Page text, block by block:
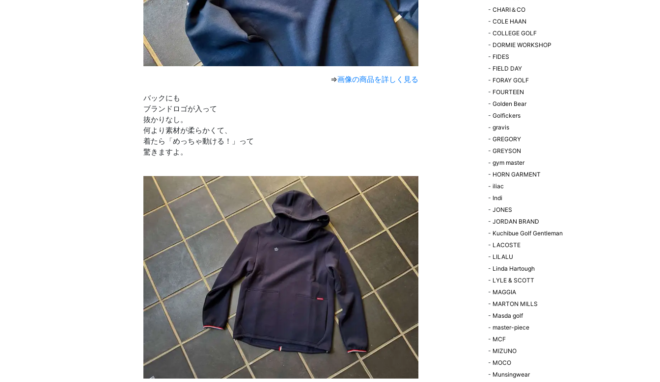
⇒画像の商品を詳しく見る
バックにも
ブランドロゴが入って
抜かりなし。
何より素材が柔らかくて、
着たら「めっちゃ動ける！」って
驚きますよ。
- CHARI＆CO
- COLE HAAN
- COLLEGE GOLF
- DORMIE WORKSHOP
- FIDES
- FIELD DAY
- FORAY GOLF
- FOURTEEN
- Golden Bear
- Golfickers
- gravis
- GREGORY
- GREYSON
- gym master
- HORN GARMENT
- iliac
- Indi
- JONES
- JORDAN BRAND
- Kuchibue Golf Gentleman
- LACOSTE
- LILALU
- Linda Hartough
- LYLE & SCOTT
- MAGGIA
- MARTON MILLS
- Masda golf
- master-piece
- MCF
- MIZUNO
- MOCO
- Munsingwear